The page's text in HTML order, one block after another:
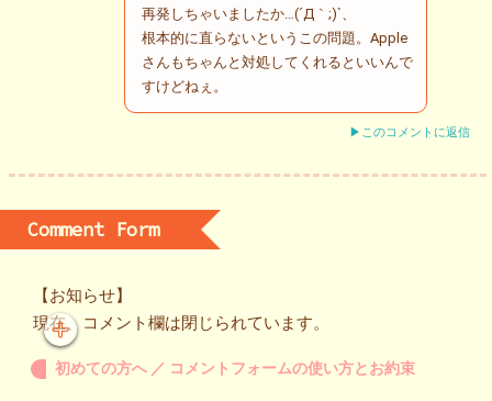
再発しちゃいましたか…(´Д｀;)`、
根本的に直らないというこの問題。Apple
さんもちゃんと対処してくれるといいんで
すけどねぇ。
▶このコメントに返信
Comment Form
【お知らせ】
現在、コメント欄は閉じられています。
初めての方へ ／ コメントフォームの使い方とお約束